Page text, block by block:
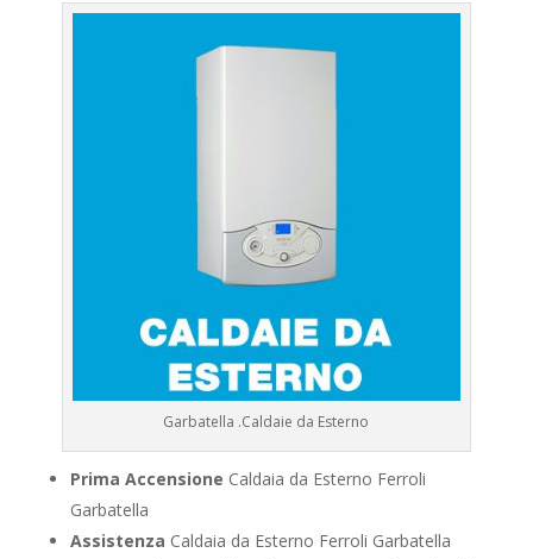
Garbatella .Caldaie da Esterno
Prima Accensione Caldaia da Esterno Ferroli
Garbatella
Assistenza Caldaia da Esterno Ferroli Garbatella